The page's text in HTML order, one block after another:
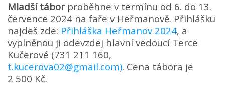
Mladší tábor proběhne v termínu od 6. do 13.
července 2024 na faře v Heřmanově. Přihlášku
najdeš zde: Přihláška Heřmanov 2024, a
vyplněnou ji odevzdej hlavní vedoucí Terce
Kučerové (731 211 160,
t.kucerova02@gmail.com). Cena tábora je
2 500 Kč.